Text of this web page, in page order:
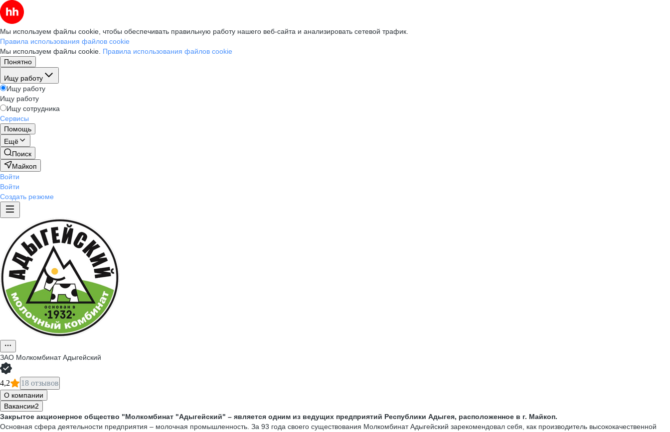
Мы используем файлы cookie, чтобы обеспечивать правильную работу нашего веб-сайта и анализировать сетевой трафик.
Правила использования файлов cookie
Мы используем файлы cookie. Правила использования файлов cookie
Понятно
Ищу работу
Ищу работу
Ищу работу
Ищу сотрудника
Сервисы
Помощь
Ещё
Поиск
Майкоп
Войти
Войти
Создать резюме
ЗАО Молкомбинат Адыгейский
4,2 18 отзывов
О компании
Вакансии2
Закрытое акционерное общество "Молкомбинат "Адыгейский" – является одним из ведущих предприятий Республики Адыгея, расположенное в г. Майкоп.
Основная сфера деятельности предприятия – молочная промышленность. За 93 года своего существования Молкомбинат Адыгейский зарекомендовал себя, как производитель высококачественной